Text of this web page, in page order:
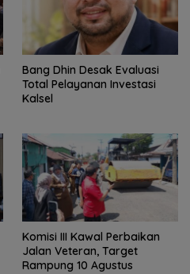
‎Bang Dhin Desak Evaluasi
Total Pelayanan Investasi
Kalsel
Komisi III Kawal Perbaikan
Jalan Veteran, Target
Rampung 10 Agustus